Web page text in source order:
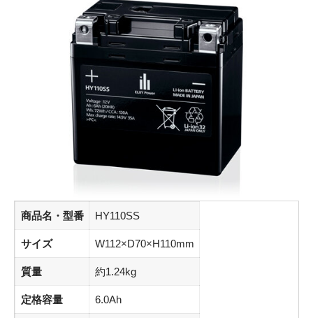
商品名・型番 HY110SS
サイズ W112×D70×H110mm
質量 約1.24kg
定格容量 6.0Ah